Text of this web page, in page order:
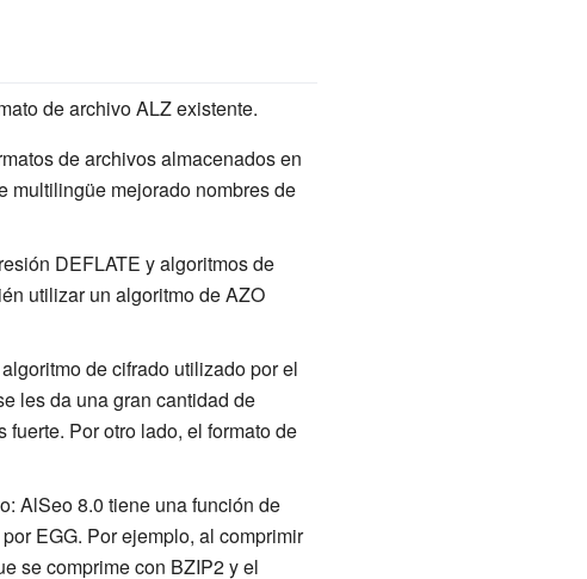
de archivo ALZ existente.
de archivos almacenados en
multilingüe mejorado nombres de
DEFLATE y algoritmos de
utilizar un algoritmo de AZO
de cifrado utilizado por el
les da una gran cantidad de
Por otro lado, el formato de
AlSeo 8.0 tiene una función de
EGG. Por ejemplo, al comprimir
se comprime con BZIP2 y el